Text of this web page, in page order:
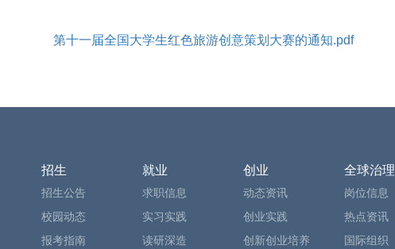
第十一届全国大学生红色旅游创意策划大赛的通知.pdf
招生
招生公告
校园动态
报考指南
就业
求职信息
实习实践
读研深造
创业
动态资讯
创业实践
创新创业培养
全球治理
岗位信息
热点资讯
国际组织